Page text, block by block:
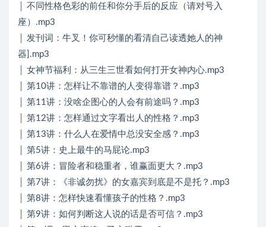
│ 不同性格色彩的前任和你分手后的反应（请对号入
座）.mp3
│ 发刊词：牛叉！你可秒懂的看清自己读透她人的神
器].mp3
│ 女神节福利：从三生三世看如何打开女神内心.mp3
│ 第10讲：怎样让不靠谱的人变得靠谱？.mp3
│ 第11讲：没啥企图心的人会有前途吗？.mp3
│ 第12讲：怎样通过文字看出人的性格？.mp3
│ 第13讲：什么人在爱情中总没安全感？.mp3
│ 第5讲：史上最牛的马屁论.mp3
│ 第6讲：冒险者和稳重者，谁赢面更大？.mp3
│ 第7讲：《非诚勿扰》的女嘉宾到底是不是托？.mp3
│ 第8讲：怎样快速看懂孩子的性格？.mp3
│ 第9讲：如何判断这人说的话是否可信？.mp3